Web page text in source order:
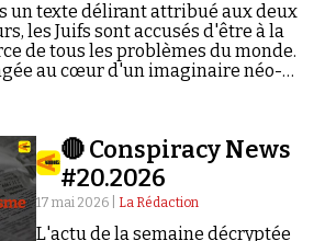
un texte délirant attribué aux deux
les Juifs sont accusés d'être à la
de tous les problèmes du monde.
au cœur d'un imaginaire néo-
🔴 Conspiracy News
#20.2026
17 mai 2026 | La Rédaction
L'actu de la semaine décryptée